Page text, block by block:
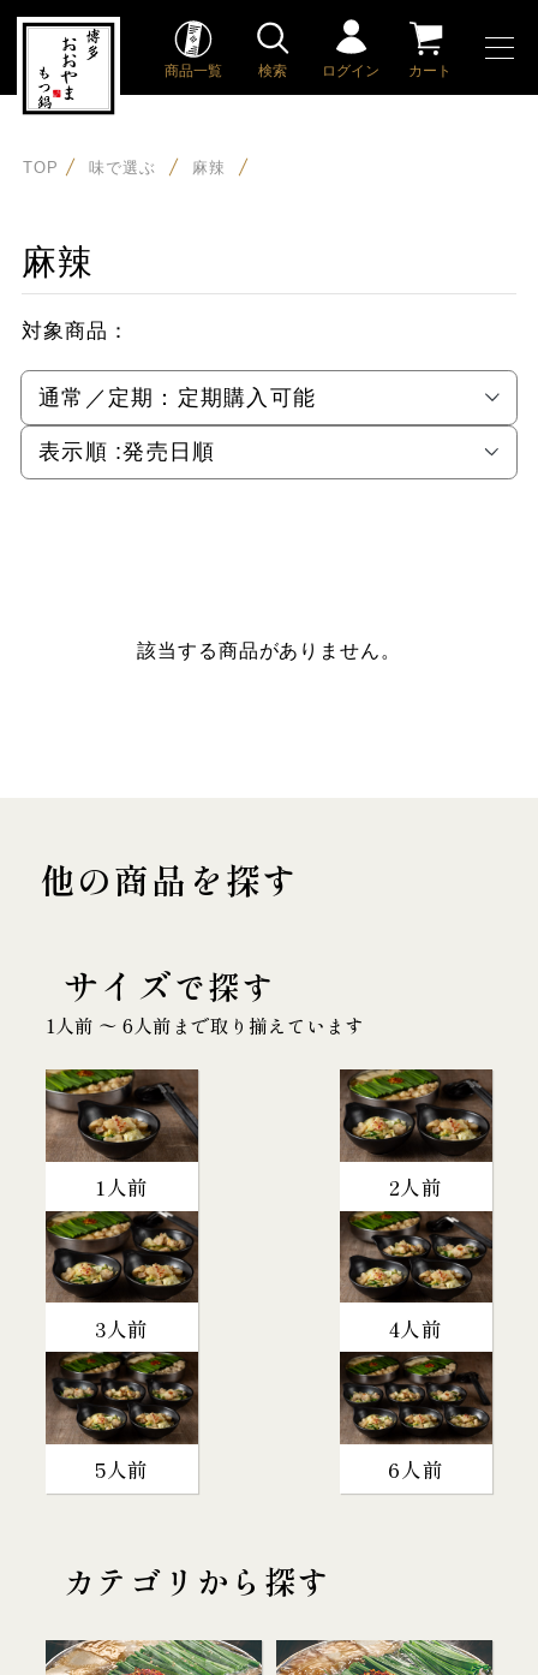
商品一覧 検索 ログイン カート
TOP 味で選ぶ 麻辣
麻辣
対象商品：
通常／定期： 定期購入可能
表示順 :発売日順
該当する商品がありません。
他の商品を探す
サイズで探す
1人前 〜 6人前まで取り揃えています
1人前 2人前
3人前 4人前
5人前 6人前
カテゴリから探す